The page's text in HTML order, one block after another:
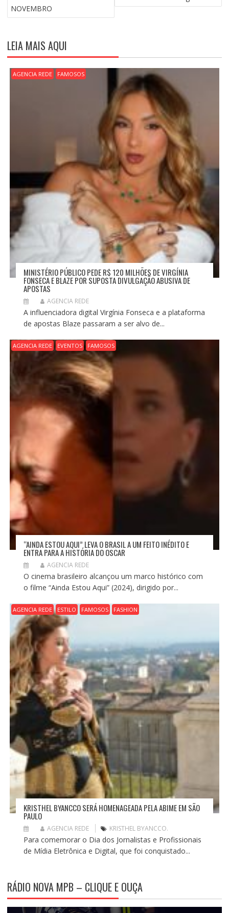
G
Ç
Ã
O
D
NOVEMBRO
LEIA MAIS AQUI
AGENCIA REDE FAMOSOS
MINISTÉRIO PÚBLICO PEDE R$ 120 MILHÕES DE VIRGÍNIA
FONSECA E BLAZE POR SUPOSTA DIVULGAÇÃO ABUSIVA DE
APOSTAS
AGENCIA REDE
A influenciadora digital Virgínia Fonseca e a plataforma
de apostas Blaze passaram a ser alvo de...
AGENCIA REDE EVENTOS FAMOSOS
“AINDA ESTOU AQUI” LEVA O BRASIL A UM FEITO INÉDITO E
ENTRA PARA A HISTÓRIA DO OSCAR
AGENCIA REDE
O cinema brasileiro alcançou um marco histórico com
o filme “Ainda Estou Aqui” (2024), dirigido por...
AGENCIA REDE ESTILO FAMOSOS FASHION
KRISTHEL BYANCCO SERÁ HOMENAGEADA PELA ABIME EM SÃO
PAULO
AGENCIA REDE KRISTHEL BYANCCO.
Para comemorar o Dia dos Jornalistas e Profissionais
de Mídia Eletrônica e Digital, que foi conquistado...
RÁDIO NOVA MPB – CLIQUE E OUÇA